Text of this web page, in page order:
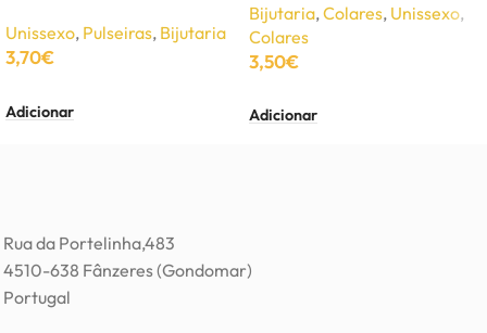
Unissexo, Pulseiras, Bijutaria
3,70€
Adicionar
Bijutaria,Colares, Unissexo,
Colares
3,50€
Adicionar
Rua da Portelinha,483
4510-638 Fânzeres (Gondomar)
Portugal